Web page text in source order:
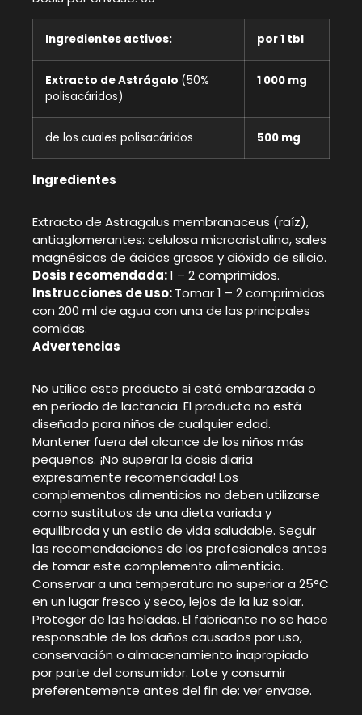
Ingredientes activos: por 1 tbl
Extracto de Astrágalo (50%
polisacáridos)
1 000 mg
de los cuales polisacáridos 500 mg
Ingredientes
Extracto de Astragalus membranaceus (raíz),
antiaglomerantes: celulosa microcristalina, sales
magnésicas de ácidos grasos y dióxido de silicio.
Dosis recomendada:1 – 2 comprimidos.
Instrucciones de uso:Tomar 1 – 2 comprimidos
con 200 ml de agua con una de las principales
comidas.
Advertencias
No utilice este producto si está embarazada o
en período de lactancia. El producto no está
diseñado para niños de cualquier edad.
Mantener fuera del alcance de los niños más
pequeños. ¡No superar la dosis diaria
expresamente recomendada! Los
complementos alimenticios no deben utilizarse
como sustitutos de una dieta variada y
equilibrada y un estilo de vida saludable. Seguir
las recomendaciones de los profesionales antes
de tomar este complemento alimenticio.
Conservar a una temperatura no superior a 25°C
en un lugar fresco y seco, lejos de la luz solar.
Proteger de las heladas. El fabricante no se hace
responsable de los daños causados por uso,
conservación o almacenamiento inapropiado
por parte del consumidor. Lote y consumir
preferentemente antes del fin de: ver envase.